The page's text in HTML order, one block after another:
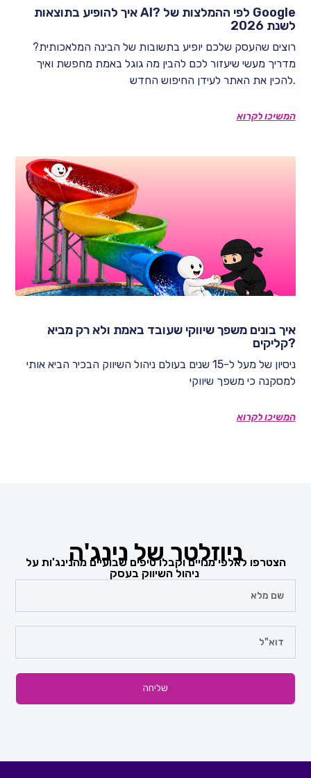
איך להופיע בתוצאות AI? לפי ההמלצות של Google
לשנת 2026
רוצים שהעסק שלכם יופיע בתשובות של הבינה המלאכותית?
מדריך מעשי שיעזור לכם להבין מה גוגל באמת מחפשת ואיך
להכין את האתר לעידן החיפוש החדש.
המשיכו לקרוא
איך בונים משפך שיווקי שעובד באמת ולא רק מביא
קליקים?
ניסיון של מעל ל-15 שנים בעולם ניהול השיווק הבכיר הביא אותי
למסקנה כי משפך שיווקי
המשיכו לקרוא
ניוזלטר של נינג'ה
הצטרפו לאלפי מנויים וקבלו טיפים שבועיים מהנינג'ות על
ניהול השיווק בעסק
שליחה